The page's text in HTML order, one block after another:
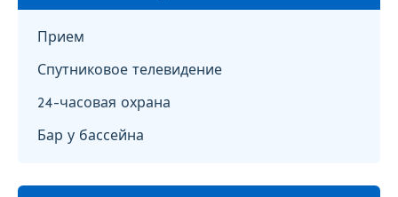
Прием
Спутниковое телевидение
24-часовая охрана
Бар у бассейна